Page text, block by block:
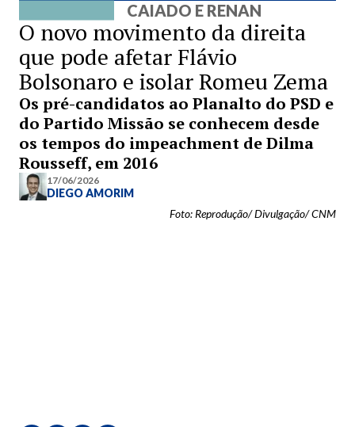
CAIADO E RENAN
O novo movimento da direita
que pode afetar Flávio
Bolsonaro e isolar Romeu Zema
Os pré-candidatos ao Planalto do PSD e
do Partido Missão se conhecem desde
os tempos do impeachment de Dilma
Rousseff, em 2016
17/06/2026
DIEGO AMORIM
Foto: Reprodução/ Divulgação/ CNM